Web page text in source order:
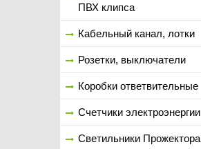
ПВХ клипса
Кабельный канал, лотки
Розетки, выключатели
Коробки ответвительные
Счетчики электроэнергии
Светильники Прожектора